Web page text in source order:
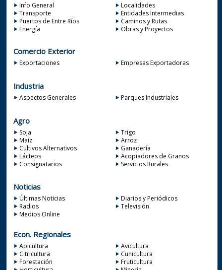
Info General
Localidades
Transporte
Entidades Intermedias
Puertos de Entre Ríos
Caminos y Rutas
Energía
Obras y Proyectos
Comercio Exterior
Exportaciones Empresas Exportadoras
Industria
Aspectos Generales Parques Industriales
Agro
Soja
Trigo
Maiz
Arroz
Cultivos Alternativos
Ganadería
Lácteos
Acopiadores de Granos
Consignatarios
Servicios Rurales
Noticias
Últimas Noticias
Diarios y Periódicos
Radios
Televisión
Medios Online
Econ. Regionales
Apicultura
Avicultura
Citricultura
Cunicultura
Forestación
Fruticultura